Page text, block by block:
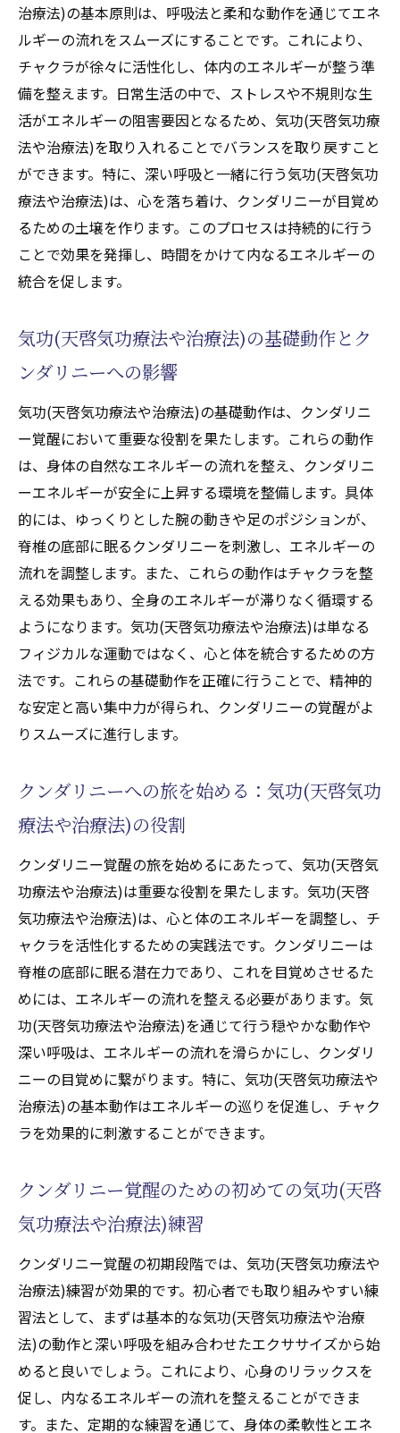
深呼吸がチャクラに与える影響
瞑想を通じたチャクラと気功(天啓気功療法
や治療法)の調和
気功(天啓気功療法や治療法)でチャクラを活
性化するステップ
呼吸法と気功(天啓気功療法や治療法)でチャ
クラを整える
瞑想と気功(天啓気功療法や治療法)の組み合
わせがもたらす効果
クンダリニーエネルギーを目覚めさせる気功(天
気功(天啓気功療法や治療法)の動作によるク
ンダリニー刺激法
エネルギー流れの調整とクンダリニー覚醒
気功(天啓気功療法や治療法)で高めるクンダ
リニーエネルギーの流れ
クンダリニー覚醒に向けた効果的な気功(天
啓気功療法や治療法)練習
気功(天啓気功療法や治療法)によるクンダリ
ニーへのアプローチ法
クンダリニーエネルギーを最大限に活用す
る気功(天啓気功療法や治療法)
気功(天啓気功療法や治療法)で整えるエネルギ
ーの流れとクンダリニーの関係
エネルギーの流れと気功(天啓気功療法や治
クンダリニーと気功(天啓気功療法や治療法)
によるエネルギー調整法
気功(天啓気功療法や治療法)がもたらすエネ
ルギー流れの変化
クンダリニーに適したエネルギーの流れを
作る
気功(天啓気功療法や治療法)の実践でエネル
ギーの流れを最適化
クンダリニーとエネルギー流れの相関関係
天啓気功治療(天啓気功療法や治療法)がもたら
すクンダリニー覚醒のメリット
天啓気功治療(天啓気功療法や治療法)で得ら
れるクンダリニーの効果
気功(天啓気功療法や治療法)治療におけるク
クンダリニー覚醒がもたらす新たな視点
天啓気功治療(天啓気功療法や治療法)のクン
ダリニーへの影響
クンダリニー覚醒の健康へのメリット
気功(天啓気功療法や治療法)のリラックス効果
とクンダリニーの覚醒を促す方法
気功(天啓気功療法や治療法)によるリラック
治療法)の基本原則は、呼吸法と柔和な動作を通じてエネ
ルギーの流れをスムーズにすることです。これにより、
チャクラが徐々に活性化し、体内のエネルギーが整う準
備を整えます。日常生活の中で、ストレスや不規則な生
活がエネルギーの阻害要因となるため、気功(天啓気功療
法や治療法)を取り入れることでバランスを取り戻すこと
ができます。特に、深い呼吸と一緒に行う気功(天啓気功
療法や治療法)は、心を落ち着け、クンダリニーが目覚め
るための土壌を作ります。このプロセスは持続的に行う
ことで効果を発揮し、時間をかけて内なるエネルギーの
統合を促します。
気功(天啓気功療法や治療法)の基礎動作とク
ンダリニーへの影響
気功(天啓気功療法や治療法)の基礎動作は、クンダリニ
ー覚醒において重要な役割を果たします。これらの動作
は、身体の自然なエネルギーの流れを整え、クンダリニ
ーエネルギーが安全に上昇する環境を整備します。具体
的には、ゆっくりとした腕の動きや足のポジションが、
脊椎の底部に眠るクンダリニーを刺激し、エネルギーの
流れを調整します。また、これらの動作はチャクラを整
える効果もあり、全身のエネルギーが滞りなく循環する
ようになります。気功(天啓気功療法や治療法)は単なる
フィジカルな運動ではなく、心と体を統合するための方
法です。これらの基礎動作を正確に行うことで、精神的
な安定と高い集中力が得られ、クンダリニーの覚醒がよ
りスムーズに進行します。
クンダリニーへの旅を始める：気功(天啓気功
療法や治療法)の役割
クンダリニー覚醒の旅を始めるにあたって、気功(天啓気
功療法や治療法)は重要な役割を果たします。気功(天啓
気功療法や治療法)は、心と体のエネルギーを調整し、チ
ャクラを活性化するための実践法です。クンダリニーは
脊椎の底部に眠る潜在力であり、これを目覚めさせるた
めには、エネルギーの流れを整える必要があります。気
功(天啓気功療法や治療法)を通じて行う穏やかな動作や
深い呼吸は、エネルギーの流れを滑らかにし、クンダリ
ニーの目覚めに繋がります。特に、気功(天啓気功療法や
治療法)の基本動作はエネルギーの巡りを促進し、チャク
ラを効果的に刺激することができます。
クンダリニー覚醒のための初めての気功(天啓
気功療法や治療法)練習
クンダリニー覚醒の初期段階では、気功(天啓気功療法や
治療法)練習が効果的です。初心者でも取り組みやすい練
習法として、まずは基本的な気功(天啓気功療法や治療
法)の動作と深い呼吸を組み合わせたエクササイズから始
めると良いでしょう。これにより、心身のリラックスを
促し、内なるエネルギーの流れを整えることができま
す。また、定期的な練習を通じて、身体の柔軟性とエネ